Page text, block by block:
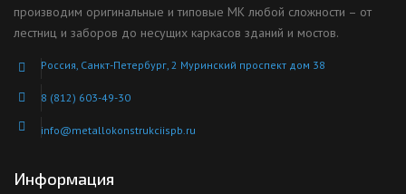
производим оригинальные и типовые МК любой сложности – от
лестниц и заборов до несущих каркасов зданий и мостов.
Россия, Санкт-Петербург, 2 Муринский проспект дом 38
8 (812) 603-49-30
info@metallokonstrukciispb.ru
Информация